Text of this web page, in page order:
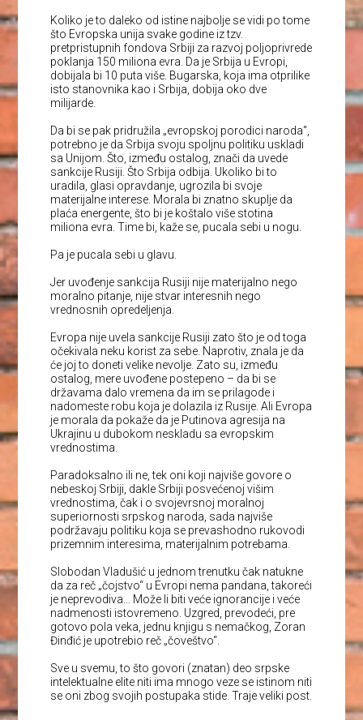
Koliko je to daleko od istine najbolje se vidi po tome
što Evropska unija svake godine iz tzv.
pretpristupnih fondova Srbiji za razvoj poljoprivrede
poklanja 150 miliona evra. Da je Srbija u Evropi,
dobijala bi 10 puta više. Bugarska, koja ima otprilike
isto stanovnika kao i Srbija, dobija oko dve
milijarde.
Da bi se pak pridružila „evropskoj porodici naroda“,
potrebno je da Srbija svoju spoljnu politiku uskladi
sa Unijom. Što, između ostalog, znači da uvede
sankcije Rusiji. Što Srbija odbija. Ukoliko bi to
uradila, glasi opravdanje, ugrozila bi svoje
materijalne interese. Morala bi znatno skuplje da
plaća energente, što bi je koštalo više stotina
miliona evra. Time bi, kaže se, pucala sebi u nogu.
Pa je pucala sebi u glavu.
Jer uvođenje sankcija Rusiji nije materijalno nego
moralno pitanje, nije stvar interesnih nego
vrednosnih opredeljenja.
Evropa nije uvela sankcije Rusiji zato što je od toga
očekivala neku korist za sebe. Naprotiv, znala je da
će joj to doneti velike nevolje. Zato su, između
ostalog, mere uvođene postepeno – da bi se
državama dalo vremena da im se prilagode i
nadomeste robu koja je dolazila iz Rusije. Ali Evropa
je morala da pokaže da je Putinova agresija na
Ukrajinu u dubokom neskladu sa evropskim
vrednostima.
Paradoksalno ili ne, tek oni koji najviše govore o
nebeskoj Srbiji, dakle Srbiji posvećenoj višim
vrednostima, čak i o svojevrsnoj moralnoj
superiornosti srpskog naroda, sada najviše
podržavaju politiku koja se prevashodno rukovodi
prizemnim interesima, materijalnim potrebama.
Slobodan Vladušić u jednom trenutku čak natukne
da za reč „čojstvo“ u Evropi nema pandana, takoreći
je neprevodiva… Može li biti veće ignorancije i veće
nadmenosti istovremeno. Uzgred, prevodeći, pre
gotovo pola veka, jednu knjigu s nemačkog, Zoran
Đinđić je upotrebio reč „čoveštvo“.
Sve u svemu, to što govori (znatan) deo srpske
intelektualne elite niti ima mnogo veze se istinom niti
se oni zbog svojih postupaka stide. Traje veliki post.